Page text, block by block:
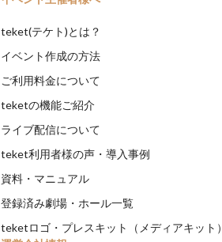
teket(テケト)とは？
イベント作成の方法
ご利用料金について
teketの機能ご紹介
ライブ配信について
teket利用者様の声・導入事例
資料・マニュアル
登録済み劇場・ホール一覧
teketロゴ・プレスキット（メディアキット）